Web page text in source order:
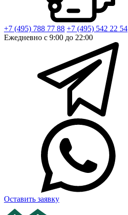
+7 (495) 788 77 88 +7 (495) 542 22 54
Ежедневно с 9:00 до 22:00
Оставить заявку